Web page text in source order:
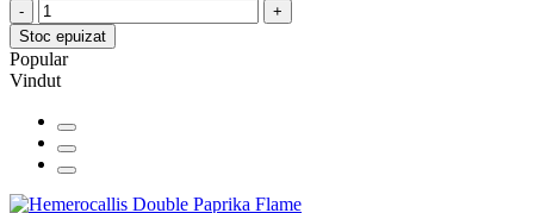
-
+
Stoc epuizat
Popular
Vindut